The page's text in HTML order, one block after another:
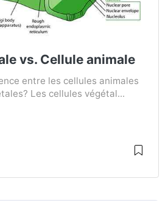
vs. Cellule animale
entre les cellules animales
Les cellules végétal...